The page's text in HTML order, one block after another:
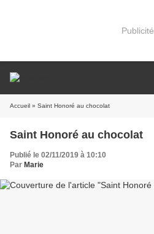
Publicité
Accueil » Saint Honoré au chocolat
Saint Honoré au chocolat
Publié le 02/11/2019 à 10:10
Par Marie